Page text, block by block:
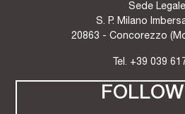
Sede
S. P. Milano
20863 - Concorezzo
Tel. +39 039